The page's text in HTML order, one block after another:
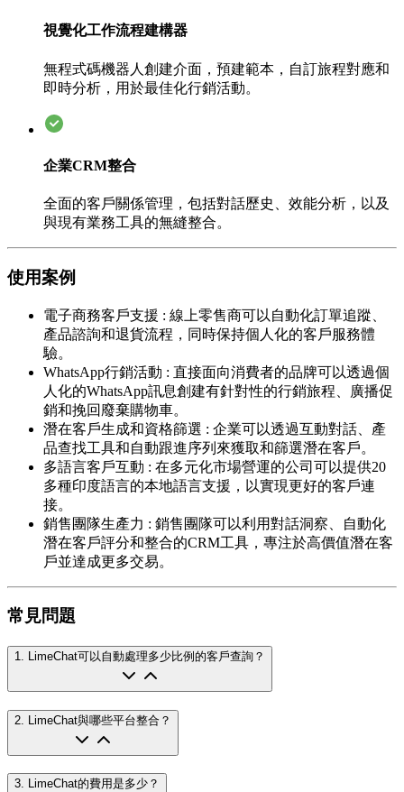
視覺化工作流程建構器
無程式碼機器人創建介面，預建範本，自訂旅程對應和
即時分析，用於最佳化行銷活動。
企業CRM整合
全面的客戶關係管理，包括對話歷史、效能分析，以及
與現有業務工具的無縫整合。
使用案例
電子商務客戶支援 : 線上零售商可以自動化訂單追蹤、
產品諮詢和退貨流程，同時保持個人化的客戶服務體
驗。
WhatsApp行銷活動 : 直接面向消費者的品牌可以透過個
人化的WhatsApp訊息創建有針對性的行銷旅程、廣播促
銷和挽回廢棄購物車。
潛在客戶生成和資格篩選 : 企業可以透過互動對話、產
品查找工具和自動跟進序列來獲取和篩選潛在客戶。
多語言客戶互動 : 在多元化市場營運的公司可以提供20
多種印度語言的本地語言支援，以實現更好的客戶連
接。
銷售團隊生產力 : 銷售團隊可以利用對話洞察、自動化
潛在客戶評分和整合的CRM工具，專注於高價值潛在客
戶並達成更多交易。
常見問題
1 LimeChat可以自動處理多少比例的客戶查詢？
2 LimeChat與哪些平台整合？
3. LimeChat的費用是多少？